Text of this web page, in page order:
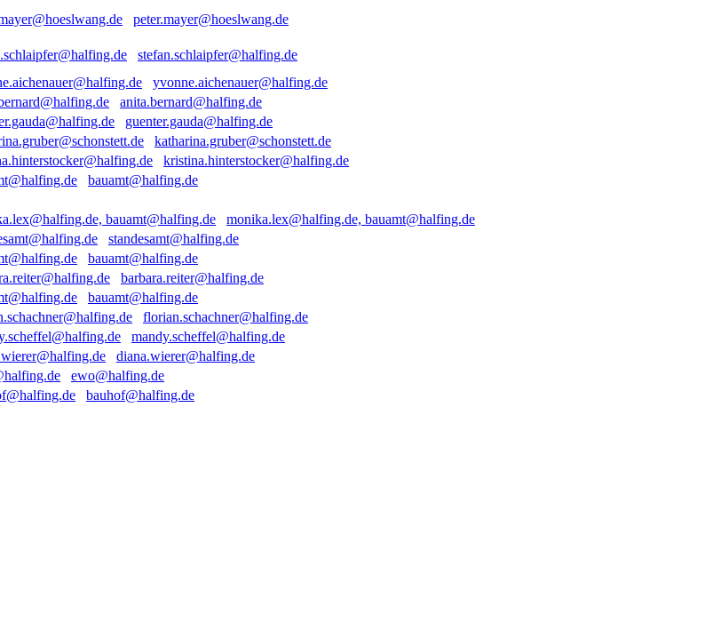
peter.mayer@hoeslwang.de
stefan.schlaipfer@halfing.de
yvonne.aichenauer@halfing.de
anita.bernard@halfing.de
guenter.gauda@halfing.de
katharina.gruber@schonstett.de
kristina.hinterstocker@halfing.de
bauamt@halfing.de
monika.lex@halfing.de, bauamt@halfing.de
standesamt@halfing.de
bauamt@halfing.de
barbara.reiter@halfing.de
bauamt@halfing.de
florian.schachner@halfing.de
mandy.scheffel@halfing.de
diana.wierer@halfing.de
ewo@halfing.de
bauhof@halfing.de